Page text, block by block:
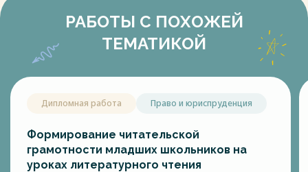
РАБОТЫ С ПОХОЖЕЙ
ТЕМАТИКОЙ
Дипломная работа Право и юриспруденция
Формирование читательской
грамотности младших школьников на
уроках литературного чтения